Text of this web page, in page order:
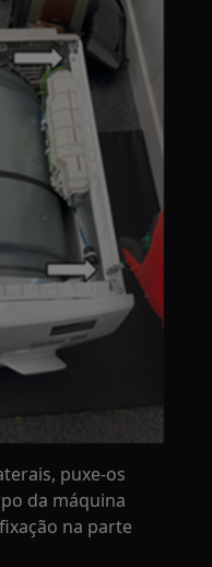
puxe-os
da máquina
na parte